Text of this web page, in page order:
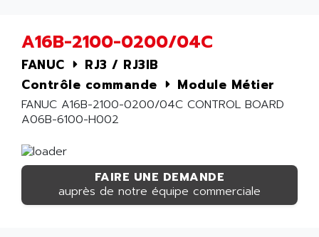
A16B-2100-0200/04C
FANUC
RJ3 / RJ3IB
Contrôle commande
Module Métier
FANUC A16B-2100-0200/04C CONTROL BOARD
A06B-6100-H002
FAIRE UNE DEMANDE
auprès de notre équipe commerciale